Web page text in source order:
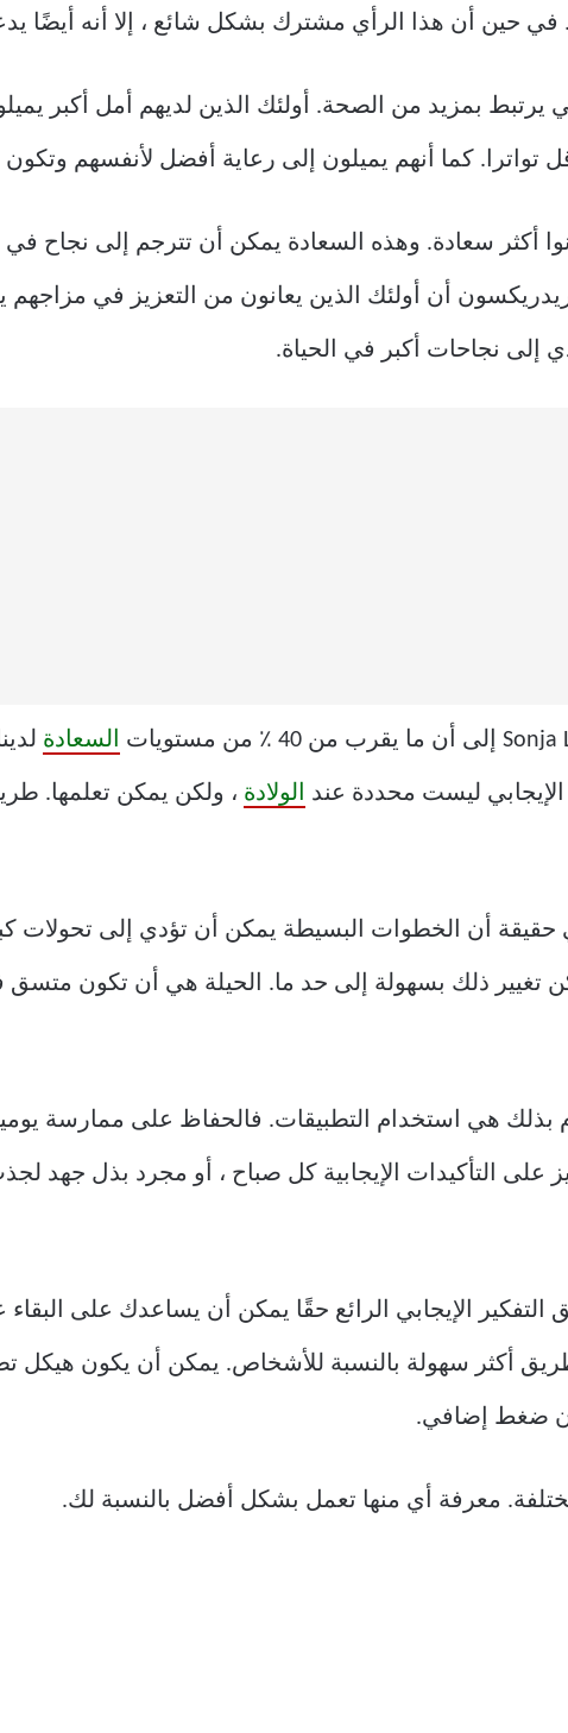
حين أن هذا الرأي مشترك بشكل شائع ، إلا أنه أيضًا
يرتبط بمزيد من الصحة. أولئك الذين لديهم أمل أكبر
كما أنهم يميلون إلى رعاية أفضل لأنفسهم وتكون
أكثر سعادة. وهذه السعادة يمكن أن تترجم إلى نجاح
فريدريكسون أن أولئك الذين يعانون من التعزيز في
إلى نجاحات أكبر في الحياة.
السعادة
الإيجابي ليست محددة عند الولادة ، ولكن يمكن تعلمها.
حقيقة أن الخطوات البسيطة يمكن أن تؤدي إلى تحولات
تغيير ذلك بسهولة إلى حد ما. الحيلة هي أن تكون متسق
بذلك هي استخدام التطبيقات. فالحفاظ على ممارسة
على التأكيدات الإيجابية كل صباح ، أو مجرد بذل جهد
التفكير الإيجابي الرائع حقًا يمكن أن يساعدك على
أكثر سهولة بالنسبة للأشخاص. يمكن أن يكون هيكل
ضغط إضافي.
مختلفة. معرفة أي منها تعمل بشكل أفضل بالنسبة لك.